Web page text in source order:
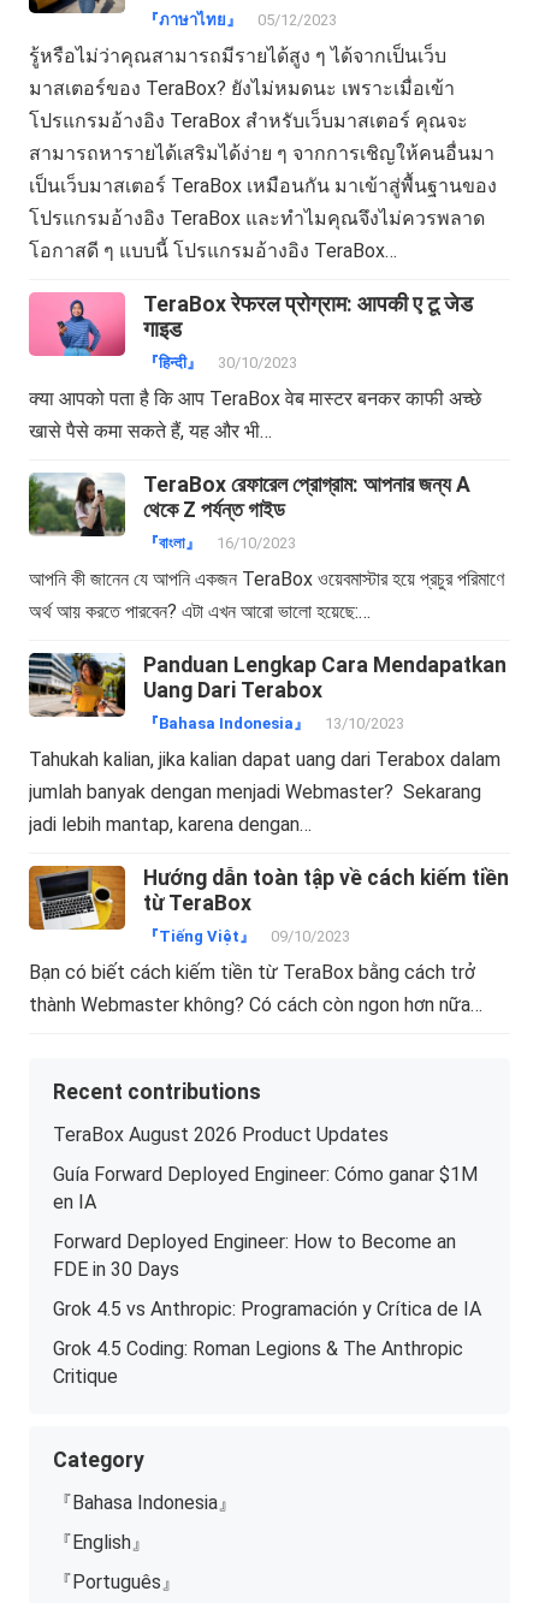
『ภาษาไทย』 05/12/2023
รู้หรือไม่ว่าคุณสามารถมีรายได้สูง ๆ ได้จากเป็นเว็บ
มาสเตอร์ของ TeraBox? ยังไม่หมดนะ เพราะเมื่อเข้า
โปรแกรมอ้างอิง TeraBox สำหรับเว็บมาสเตอร์ คุณจะ
สามารถหารายได้เสริมได้ง่าย ๆ จากการเชิญให้คนอื่นมา
เป็นเว็บมาสเตอร์ TeraBox เหมือนกัน มาเข้าสู่พื้นฐานของ
โปรแกรมอ้างอิง TeraBox และทำไมคุณจึงไม่ควรพลาด
โอกาสดี ๆ แบบนี้ โปรแกรมอ้างอิง TeraBox…
TeraBox रेफरल प्रोग्राम: आपकी ए टू जेड
गाइड
『हिन्दी』 30/10/2023
क्या आपको पता है कि आप TeraBox वेब मास्टर बनकर काफी अच्छे
खासे पैसे कमा सकते हैं, यह और भी…
TeraBox রেফারেল প্রোগ্রাম: আপনার জন্য A
থেকে Z পর্যন্ত গাইড
『বাংলা』 16/10/2023
আপনি কী জানেন যে আপনি একজন TeraBox ওয়েবমাস্টার হয়ে প্রচুর পরিমাণে
অর্থ আয় করতে পারবেন? এটা এখন আরো ভালো হয়েছে:…
Panduan Lengkap Cara Mendapatkan
Uang Dari Terabox
『Bahasa Indonesia』 13/10/2023
Tahukah kalian, jika kalian dapat uang dari Terabox dalam
jumlah banyak dengan menjadi Webmaster? Sekarang
jadi lebih mantap, karena dengan…
Hướng dẫn toàn tập về cách kiếm tiền
từ TeraBox
『Tiếng Việt』 09/10/2023
Bạn có biết cách kiếm tiền từ TeraBox bằng cách trở
thành Webmaster không? Có cách còn ngon hơn nữa…
Recent contributions
TeraBox August 2026 Product Updates
Guía Forward Deployed Engineer: Cómo ganar $1M
en IA
Forward Deployed Engineer: How to Become an
FDE in 30 Days
Grok 4.5 vs Anthropic: Programación y Crítica de IA
Grok 4.5 Coding: Roman Legions & The Anthropic
Critique
Category
『Bahasa Indonesia』
『English』
『Português』